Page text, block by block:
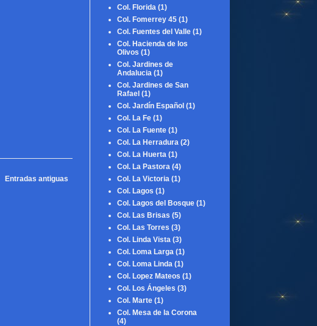
Entradas antiguas
Col. Florida (1)
Col. Fomerrey 45 (1)
Col. Fuentes del Valle (1)
Col. Hacienda de los
Olivos (1)
Col. Jardines de
Andalucia (1)
Col. Jardines de San
Rafael (1)
Col. Jardín Español (1)
Col. La Fe (1)
Col. La Fuente (1)
Col. La Herradura (2)
Col. La Huerta (1)
Col. La Pastora (4)
Col. La Victoria (1)
Col. Lagos (1)
Col. Lagos del Bosque (1)
Col. Las Brisas (5)
Col. Las Torres (3)
Col. Linda Vista (3)
Col. Loma Larga (1)
Col. Loma Linda (1)
Col. Lopez Mateos (1)
Col. Los Ángeles (3)
Col. Marte (1)
Col. Mesa de la Corona
(4)